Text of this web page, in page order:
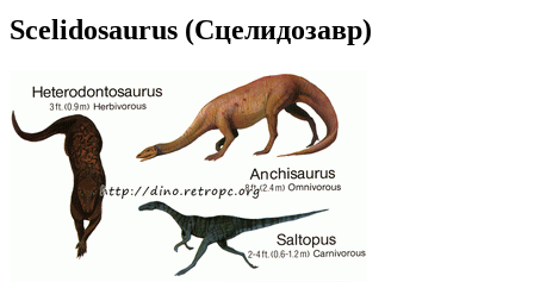
Scelidosaurus (Сцелидозавр)